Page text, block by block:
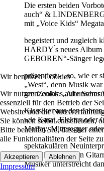
Die ersten beiden
auch“ &
mit „Voice Kids“
begeistert und zugleich
HARDY ́s neues Album
GEBOREN“-Sänger
präsentiert - „so, wie er
„West“, denn Musik
grenzenlos. „Alte
Klassiker aus den
wie Karat, Elektra oder
Maffay, Mitteregger
spektakulären
wie Hits der Roten
Musiker unterstreicht
Wir benutzen Cookies
Wir nutzen Cookies auf
essenziell für den Betrieb der
Website und die
Sie können selbst entscheiden,
Bitte beachten Sie, dass bei
alle Funktionalitäten der Seite
Akzeptieren Ablehnen
Impressum